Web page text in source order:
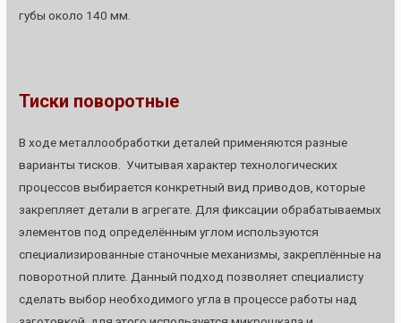
губы около 140 мм.
Тиски поворотные
В ходе металлообработки деталей применяются разные
варианты тисков. Учитывая характер технологических
процессов выбирается конкретный вид приводов, которые
закрепляет детали в агрегате. Для фиксации обрабатываемых
элементов под определённым углом используются
специализированные станочные механизмы, закреплённые на
поворотной плите. Данный подход позволяет специалисту
сделать выбор необходимого угла в процессе работы над